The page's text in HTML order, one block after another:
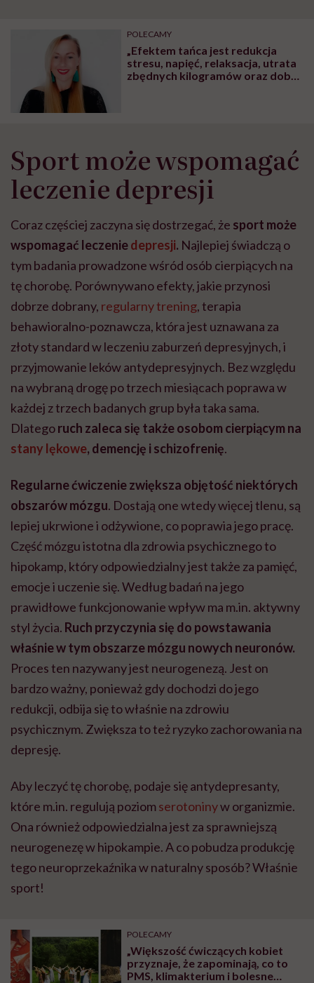
POLECAMY
„Efektem tańca jest redukcja
stresu, napięć, relaksacja, utrata
zbędnych kilogramów oraz dobra
Sport może wspomagać
leczenie depresji
Coraz częściej zaczyna się dostrzegać, że sport może
wspomagać leczeniedepresji. Najlepiej świadczą o
tym badania prowadzone wśród osób cierpiących na
tę chorobę. Porównywano efekty, jakie przynosi
dobrze dobrany, regularny trening, terapia
behawioralno-poznawcza, która jest uznawana za
złoty standard w leczeniu zaburzeń depresyjnych, i
przyjmowanie leków antydepresyjnych. Bez względu
na wybraną drogę po trzech miesiącach poprawa w
każdej z trzech badanych grup była taka sama.
Dlategoruch zaleca się także osobom cierpiącym na
stany lękowe, demencję i schizofrenię.
Regularne ćwiczenie zwiększa objętość niektórych
obszarów mózgu. Dostają one wtedy więcej tlenu, są
lepiej ukrwione i odżywione, co poprawia jego pracę.
Część mózgu istotna dla zdrowia psychicznego to
hipokamp, który odpowiedzialny jest także za pamięć,
emocje i uczenie się. Według badań na jego
prawidłowe funkcjonowanie wpływ ma m.in. aktywny
styl życia. Ruch przyczynia się do powstawania
właśnie w tym obszarze mózgu nowych neuronów.
Proces ten nazywany jest neurogenezą. Jest on
bardzo ważny, ponieważ gdy dochodzi do jego
redukcji, odbija się to właśnie na zdrowiu
psychicznym. Zwiększa to też ryzyko zachorowania na
depresję.
Aby leczyć tę chorobę, podaje się antydepresanty,
które m.in. regulują poziomserotoninyw organizmie.
Ona również odpowiedzialna jest za sprawniejszą
neurogenezę w hipokampie. A co pobudza produkcję
tego neuroprzekaźnika w naturalny sposób? Właśnie
sport!
POLECAMY
„Większość ćwiczących kobiet
przyznaje, że zapominają, co to
PMS, klimakterium i bolesne